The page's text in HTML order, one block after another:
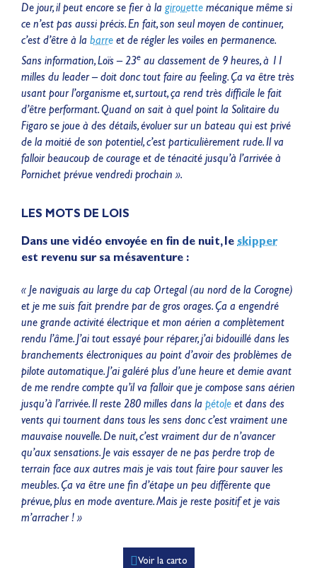
De jour, il peut encore se fier à la girouette mécanique même si
ce n’est pas aussi précis. En fait, son seul moyen de continuer,
c’est d’être à la barre et de régler les voiles en permanence.
Sans information, Loïs – 23e au classement de 9 heures, à 11
milles du leader – doit donc tout faire au feeling. Ça va être très
usant pour l’organisme et, surtout, ça rend très difficile le fait
d’être performant. Quand on sait à quel point la Solitaire du
Figaro se joue à des détails, évoluer sur un bateau qui est privé
de la moitié de son potentiel, c’est particulièrement rude. Il va
falloir beaucoup de courage et de ténacité jusqu’à l’arrivée à
Pornichet prévue vendredi prochain ».
LES MOTS DE LOIS
Dans une vidéo envoyée en fin de nuit, le skipper
est revenu sur sa mésaventure :
« Je naviguais au large du cap Ortegal (au nord de la Corogne)
et je me suis fait prendre par de gros orages. Ça a engendré
une grande activité électrique et mon aérien a complètement
rendu l’âme. J’ai tout essayé pour réparer, j’ai bidouillé dans les
branchements électroniques au point d’avoir des problèmes de
pilote automatique. J’ai galéré plus d’une heure et demie avant
de me rendre compte qu’il va falloir que je compose sans aérien
jusqu’à l’arrivée. Il reste 280 milles dans la pétole et dans des
vents qui tournent dans tous les sens donc c’est vraiment une
mauvaise nouvelle. De nuit, c’est vraiment dur de n’avancer
qu’aux sensations. Je vais essayer de ne pas perdre trop de
terrain face aux autres mais je vais tout faire pour sauver les
meubles. Ça va être une fin d’étape un peu différente que
prévue, plus en mode aventure. Mais je reste positif et je vais
m’arracher ! »
Voir la carto
Lauriane Nolot en or à